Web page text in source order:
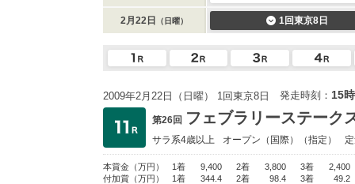
2月22日 （日曜） 1回東京8日
2009年2月22日（日曜） 1回東京8日 発走時刻： 15
第26回 フェブラリーステーク
サラ系4歳以上 オープン （国際）（指定）
本賞金 （万円） 1着 9,400 2着 3,800 3着
2,400
付加賞 （万円） 1着 344.4 2着 98.4 3着 49.2